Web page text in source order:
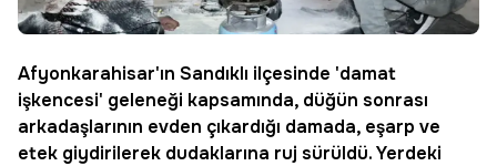
Afyonkarahisar'ın Sandıklı ilçesinde 'damat
işkencesi' geleneği kapsamında, düğün sonrası
arkadaşlarının evden çıkardığı damada, eşarp ve
etek giydirilerek dudaklarına ruj sürüldü. Yerdeki